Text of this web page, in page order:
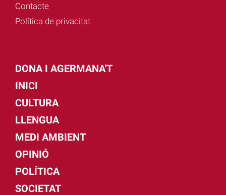
Contacte
Política de privacitat
DONA I AGERMANA'T
INICI
CULTURA
LLENGUA
MEDI AMBIENT
OPINIÓ
POLÍTICA
SOCIETAT